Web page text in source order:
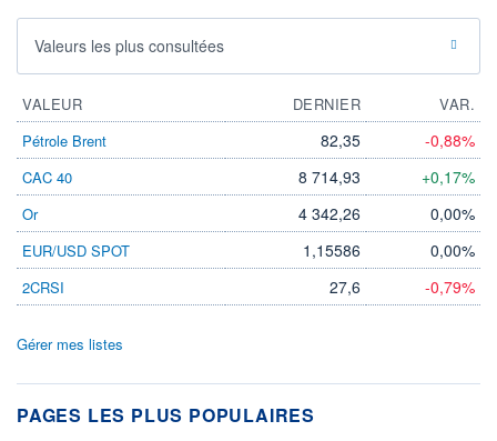
Valeurs les plus consultées
VALEUR DERNIER
VAR.
Pétrole Brent
82,35 -0,88%
CAC 40 8 714,93 +0,17%
Or 4 342,26 0,00%
EUR/USD SPOT 1,15586 0,00%
2CRSI 27,6 -0,79%
Gérer mes listes
PAGES LES PLUS POPULAIRES